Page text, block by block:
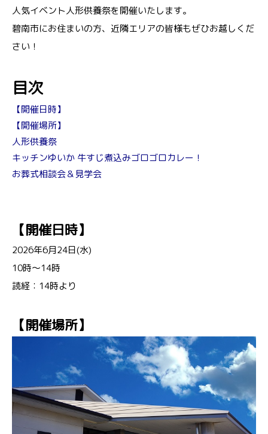
人気イベント人形供養祭を開催いたします。
碧南市にお住まいの方、近隣エリアの皆様もぜひお越しくだ
さい！
目次
【開催日時】
【開催場所】
人形供養祭
キッチンゆいか 牛すじ煮込みゴロゴロカレー！
お葬式相談会＆見学会
【開催日時】
2026年6月24日(水)
10時～14時
読経：14時より
【開催場所】